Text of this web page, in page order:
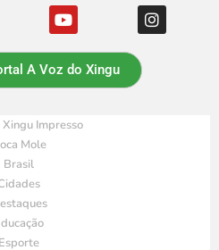
A Voz do Xingu
Impresso
Mole
Brasil
Esporte